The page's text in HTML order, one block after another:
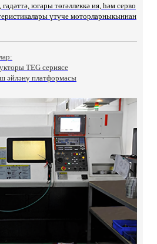
югары төгәллеккә ия, һәм серво
үтүче моторларныкыннан
TEG сериясе
әйләнү платформасы